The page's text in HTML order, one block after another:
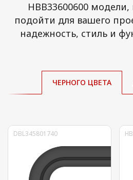
HBB33600600
подойти для вашего
надежность, стиль и
ЧЕРНОГО ЦВЕТА
DBL345801740